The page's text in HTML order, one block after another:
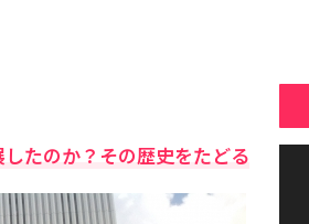
たのか？その歴史をたどる